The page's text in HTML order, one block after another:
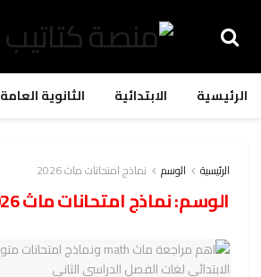
الرئيسية الابتدائية الثانوية العامة
الرئيسية الوسم نماذج امتحانات ماث 2026
الوسم:نماذج امتحانات ماث 2026